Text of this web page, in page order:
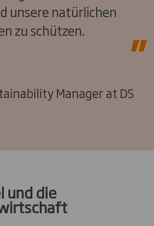
unsere natürlichen
zu schützen.
Manager at DS
und die